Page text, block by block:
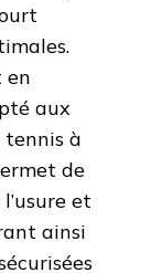
en
aux
tennis à
de
et
ainsi